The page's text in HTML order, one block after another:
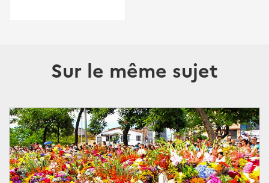
Sur le même sujet